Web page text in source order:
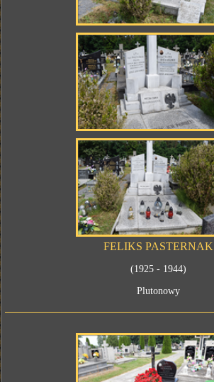
FELIKS PASTERNAK
(1925 - 1944)
Plutonowy